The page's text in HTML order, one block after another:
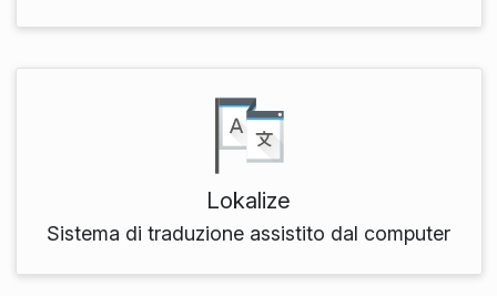
Lokalize
Sistema di traduzione assistito dal computer